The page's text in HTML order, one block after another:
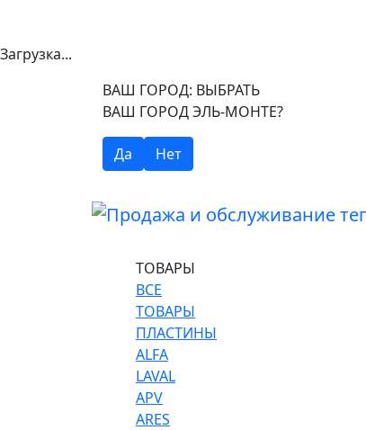
Загрузка...
ВАШ ГОРОД: ВЫБРАТЬ
ВАШ ГОРОД ЭЛЬ-МОНТЕ?
Да Нет
ТОВАРЫ
ВСЕ
ТОВАРЫ
ПЛАСТИНЫ
ALFA
LAVAL
APV
ARES